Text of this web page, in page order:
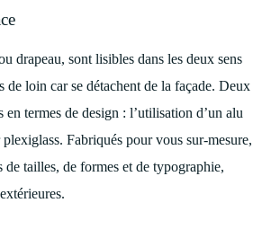
drapeau, sont lisibles dans les deux sens
de loin car se détachent de la façade. Deux
en termes de design : l’utilisation d’un alu
Fabriqués pour vous sur-mesure,
de tailles, de formes et de typographie,